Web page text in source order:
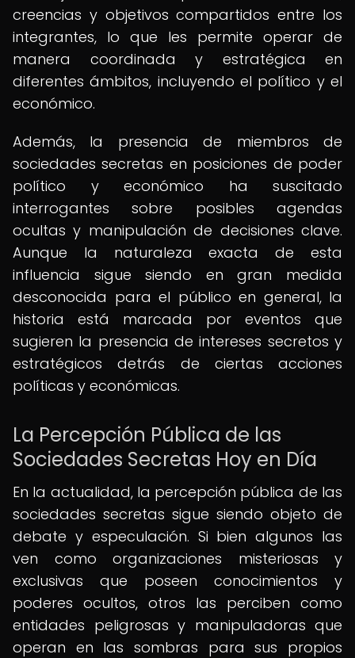
creencias y objetivos compartidos entre los
integrantes, lo que les permite operar de
manera coordinada y estratégica en
diferentes ámbitos, incluyendo el político y el
económico.
Además, la presencia de miembros de
sociedades secretas en posiciones de poder
político y económico ha suscitado
interrogantes sobre posibles agendas
ocultas y manipulación de decisiones clave.
Aunque la naturaleza exacta de esta
influencia sigue siendo en gran medida
desconocida para el público en general, la
historia está marcada por eventos que
sugieren la presencia de intereses secretos y
estratégicos detrás de ciertas acciones
políticas y económicas.
La Percepción Pública de las
Sociedades Secretas Hoy en Día
En la actualidad, la percepción pública de las
sociedades secretas sigue siendo objeto de
debate y especulación. Si bien algunos las
ven como organizaciones misteriosas y
exclusivas que poseen conocimientos y
poderes ocultos, otros las perciben como
entidades peligrosas y manipuladoras que
operan en las sombras para sus propios